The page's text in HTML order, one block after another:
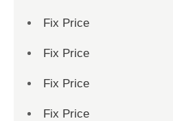
Fix Price
Fix Price
Fix Price
Fix Price